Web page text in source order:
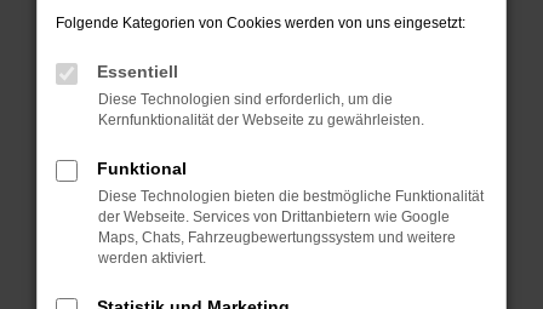
Manche Erweiterungen, wie Werbeblocker,
können das Laden bestimmter Seiten
verhindern. Funktioniert die Seite in einem
Fenster?
Starte dein Gerät neu.
Das kann manchmal helfen, vorübergehende
Probleme zu beheben.
Stelle sicher, dass dein Browser und dein
Folgende Kategorien von Cookies werden von uns eingesetzt:
Essentiell
Diese Technologien sind erforderlich, um die
Kernfunktionalität der Webseite zu gewährleisten.
Funktional
Diese Technologien bieten die bestmögliche Funktionalität
der Webseite. Services von Drittanbietern wie Google
Maps, Chats, Fahrzeugbewertungssystem und weitere
werden aktiviert.